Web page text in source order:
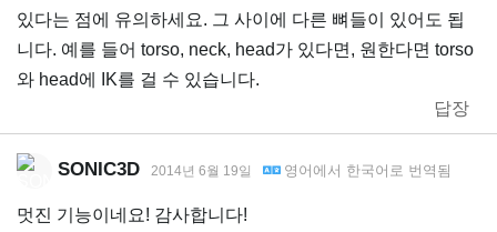
있다는 점에 유의하세요. 그 사이에 다른 뼈들이 있어도 됩
니다. 예를 들어 torso, neck, head가 있다면, 원한다면 torso
와 head에 IK를 걸 수 있습니다.
답장
SONIC3D 2014년 6월 19일 영어 에서 한국어 로 번역됨
멋진 기능이네요! 감사합니다!